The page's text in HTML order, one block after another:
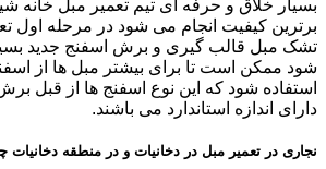
بسیار خلاق و حرفه ای تیم تعمیر مبل خانه
برترین کیفیت انجام می شود در مرحله اول
تشک مبل قالب گیری و برش اسفنج جدید
شود ممکن است تا برای بیشتر مبل ها از
استفاده شود که این نوع اسفنج ها از قبل
دارای اندازه استاندارد می باشند.
نجاری در تعمیر مبل در دخانیات و در منطقه دخانیات